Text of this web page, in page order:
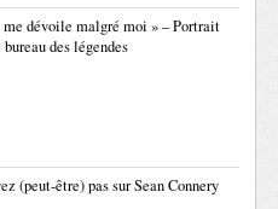
dévoile malgré moi » – Portrait
des légendes
(peut-être) pas sur Sean Connery